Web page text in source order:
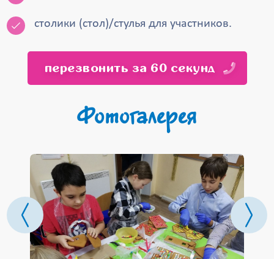
столики (стол)/стулья для участников.
перезвонить за 60 секунд
Фотогалерея